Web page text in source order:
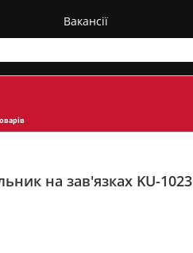
Вакансії
на зав'язках KU-1023